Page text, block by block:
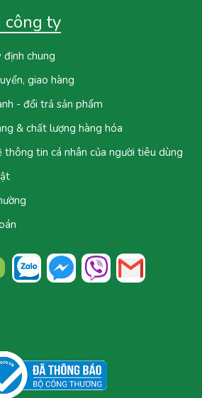
công ty
định chung
giao hàng
- đổi trả sản phẩm
& chất lượng hàng hóa
thông tin cá nhân của người tiêu dùng